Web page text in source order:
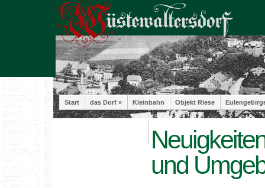
Start das Dorf » Kleinbahn Objekt Riese
und